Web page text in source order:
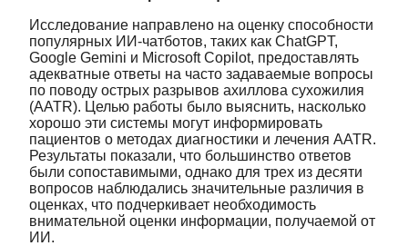
Исследование направлено на оценку способности
популярных ИИ-чатботов, таких как ChatGPT,
Google Gemini и Microsoft Copilot, предоставлять
адекватные ответы на часто задаваемые вопросы
по поводу острых разрывов ахиллова сухожилия
(AATR). Целью работы было выяснить, насколько
хорошо эти системы могут информировать
пациентов о методах диагностики и лечения AATR.
Результаты показали, что большинство ответов
были сопоставимыми, однако для трех из десяти
вопросов наблюдались значительные различия в
оценках, что подчеркивает необходимость
внимательной оценки информации, получаемой от
ИИ.